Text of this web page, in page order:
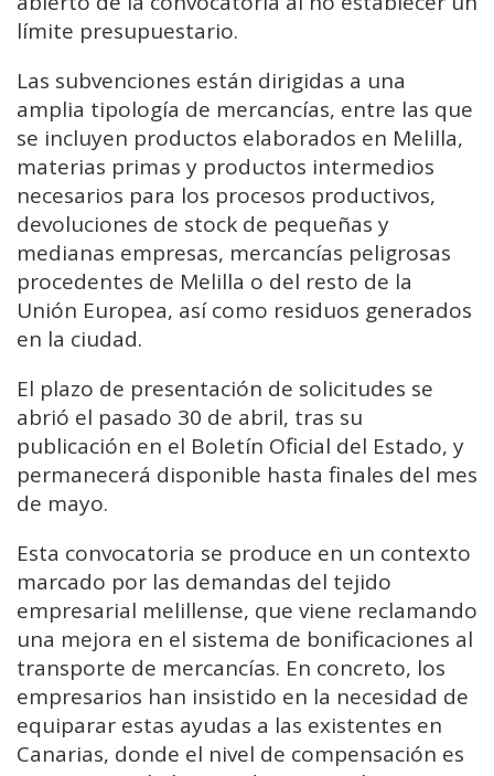
límite presupuestario.
Las subvenciones están dirigidas a una
amplia tipología de mercancías, entre las que
se incluyen productos elaborados en Melilla,
materias primas y productos intermedios
necesarios para los procesos productivos,
devoluciones de stock de pequeñas y
medianas empresas, mercancías peligrosas
procedentes de Melilla o del resto de la
Unión Europea, así como residuos generados
en la ciudad.
El plazo de presentación de solicitudes se
abrió el pasado 30 de abril, tras su
publicación en el Boletín Oficial del Estado, y
permanecerá disponible hasta finales del mes
de mayo.
Esta convocatoria se produce en un contexto
marcado por las demandas del tejido
empresarial melillense, que viene reclamando
una mejora en el sistema de bonificaciones al
transporte de mercancías. En concreto, los
empresarios han insistido en la necesidad de
equiparar estas ayudas a las existentes en
Canarias, donde el nivel de compensación es